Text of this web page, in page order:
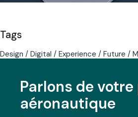
Tags
Design Digital Experience Future
Parlons de
aéronautique